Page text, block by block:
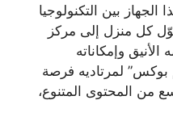
بين التكنولوجيا
كل منزل إلى مركز
وإمكاناته
بوكس” لمرتاديه فرصة
من المحتوى المتنوع،